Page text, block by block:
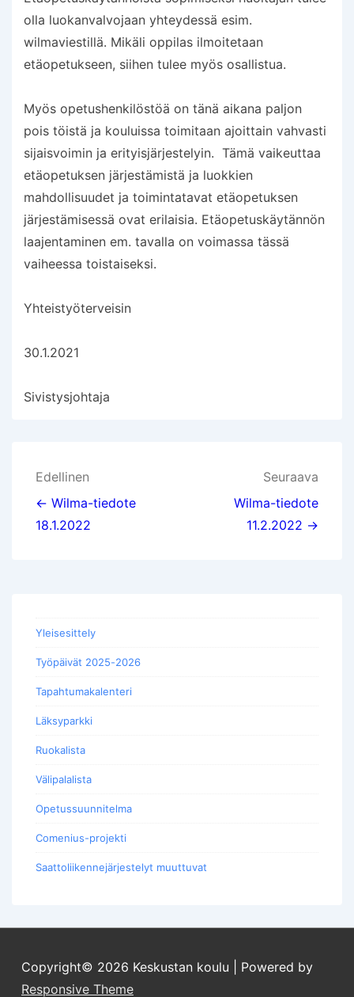
olla luokanvalvojaan yhteydessä esim.
wilmaviestillä. Mikäli oppilas ilmoitetaan
etäopetukseen, siihen tulee myös osallistua.
Myös opetushenkilöstöä on tänä aikana paljon
pois töistä ja kouluissa toimitaan ajoittain vahvasti
sijaisvoimin ja erityisjärjestelyin. Tämä vaikeuttaa
etäopetuksen järjestämistä ja luokkien
mahdollisuudet ja toimintatavat etäopetuksen
järjestämisessä ovat erilaisia. Etäopetuskäytännön
laajentaminen em. tavalla on voimassa tässä
vaiheessa toistaiseksi.
Yhteistyöterveisin
30.1.2021
Sivistysjohtaja
Artikkelien
selaus
Edellinen
← Wilma-tiedote
18.1.2022
Seuraava
Wilma-tiedote
11.2.2022 →
Yleisesittely
Työpäivät 2025-2026
Tapahtumakalenteri
Läksyparkki
Ruokalista
Välipalalista
Opetussuunnitelma
Comenius-projekti
Saattoliikennejärjestelyt muuttuvat
Copyright© 2026 Keskustan koulu
| Powered by
Responsive Theme